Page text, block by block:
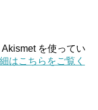
を使ってい
はこちらをご覧く